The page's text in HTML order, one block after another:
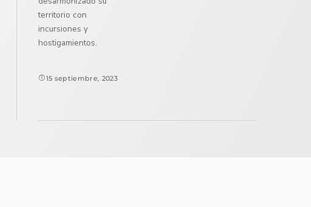
territorio con
incursiones y
hostigamientos.
15 septiembre, 2023